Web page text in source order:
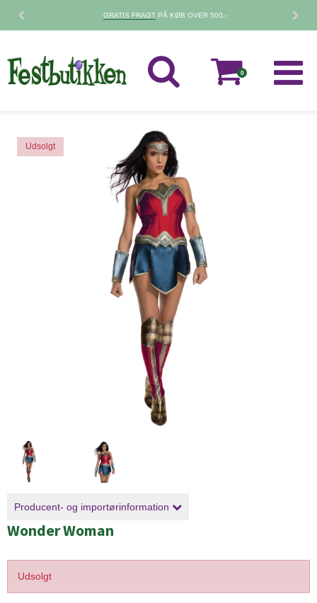
GRATIS FRAGTPÅ KØB OVER 500,-
0
Udsolgt
Producent- og importørinformation
Wonder Woman
Udsolgt